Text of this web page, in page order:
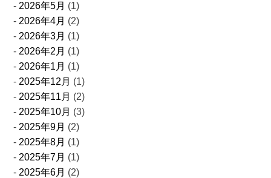
2026年5月 (1)
2026年4月 (2)
2026年3月 (1)
2026年2月 (1)
2026年1月 (1)
2025年12月 (1)
2025年11月 (2)
2025年10月 (3)
2025年9月 (2)
2025年8月 (1)
2025年7月 (1)
2025年6月 (2)